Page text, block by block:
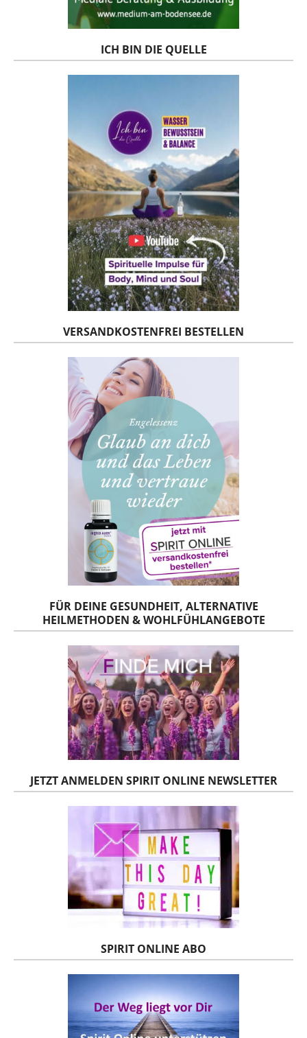
ICH BIN DIE QUELLE
VERSANDKOSTENFREI BESTELLEN
FÜR DEINE GESUNDHEIT, ALTERNATIVE
HEILMETHODEN & WOHLFÜHLANGEBOTE
JETZT ANMELDEN SPIRIT ONLINE NEWSLETTER
SPIRIT ONLINE ABO